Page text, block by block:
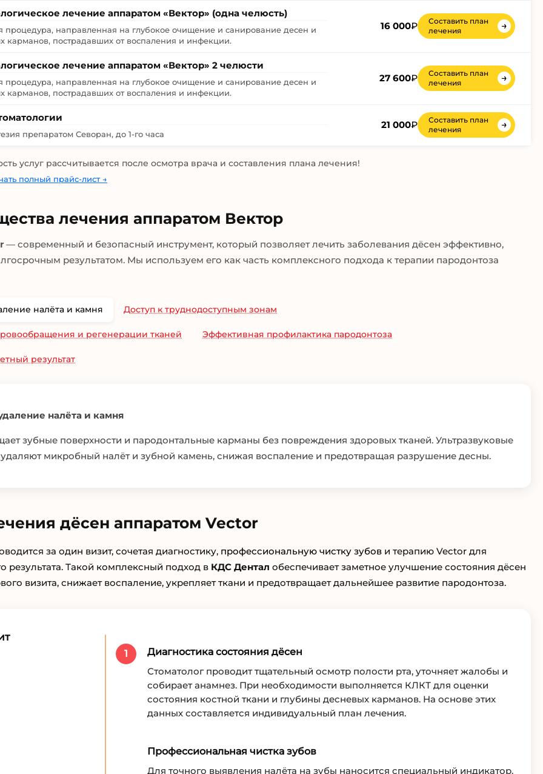
лечение аппаратом «Вектор» (одна челюсть)
процедура, направленная на глубокое очищение и санирование десен и
карманов, пострадавших от воспаления и инфекции.
16 000₽
Составить план
лечения
→
лечение аппаратом «Вектор» 2 челюсти
процедура, направленная на глубокое очищение и санирование десен и
карманов, пострадавших от воспаления и инфекции.
27 600₽
Составить план
лечения
→
препаратом Севоран, до 1-го часа
21 000₽
Составить план
лечения
→
услуг рассчитывается после осмотра врача и составления плана лечения!
полный прайс-лист→
лечения аппаратом Вектор
— современный и безопасный инструмент, который позволяет лечить заболевания дёсен эффективно,
результатом. Мы используем его как часть комплексного подхода к терапии пародонтоза
налёта и камня Доступ к труднодоступным зонам
и регенерации тканей Эффективная профилактика пародонтоза
результат
налёта и камня
зубные поверхности и пародонтальные карманы без повреждения здоровых тканей. Ультразвуковые
микробный налёт и зубной камень, снижая воспаление и предотвращая разрушение десны.
дёсен аппаратом Vector
за один визит, сочетая диагностику, профессиональную чистку зубов и терапию Vector для
результата. Такой комплексный подход в КДС Дентал обеспечивает заметное улучшение состояния дёсен
визита, снижает воспаление, укрепляет ткани и предотвращает дальнейшее развитие пародонтоза.
1
Диагностика состояния дёсен
Стоматолог проводит тщательный осмотр полости рта, уточняет жалобы и
собирает анамнез. При необходимости выполняется КЛКТ для оценки
состояния костной ткани и глубины десневых карманов. На основе этих
данных составляется индивидуальный план лечения.
Профессиональная чистка зубов
Для точного выявления налёта на зубы наносится специальный индикатор.